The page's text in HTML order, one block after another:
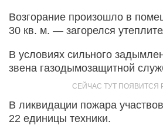
Возгорание произошло в
30 кв. м. — загорелся
В условиях сильного
звена газодымозащитной
В ликвидации пожара
22 единицы техники.